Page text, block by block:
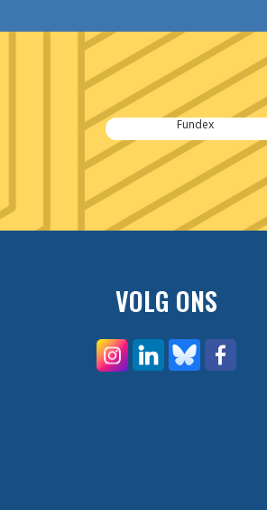
Fundex
VOLG ONS